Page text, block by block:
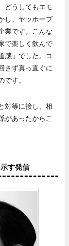
どうしてもエモ
し、ヤッホーブ
業です。こんな
で楽しく飲んで
感」でした。コ
さず真っ直ぐに
です。
対等に接し、相
があったからこ
す発信